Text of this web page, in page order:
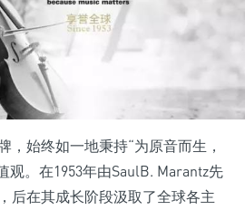
，始终如一地秉持“为原音而生，
观。在1953年由SaulB. Marantz先
后在其成长阶段汲取了全球各主